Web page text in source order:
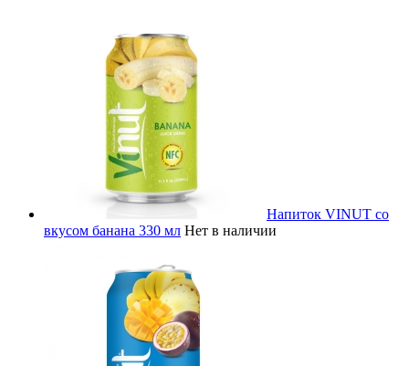
Напиток VINUT со
вкусом банана 330 мл Нет в наличии